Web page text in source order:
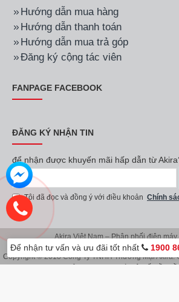
Hướng dẫn mua hàng
Hướng dẫn thanh toán
Hướng dẫn mua trả góp
Đăng ký cộng tác viên
FANPAGE FACEBOOK
ĐĂNG KÝ NHẬN TIN
để nhận được khuyến mãi hấp dẫn từ
Tôi đã đọc và đồng ý với điều khoản Chính
Akira Việt Nam – Phân phối điện
Copyright © 2018 Công Ty TNHH Thương Mại Akira.
Để nhận tư vấn và ưu đãi tốt nhất 1900